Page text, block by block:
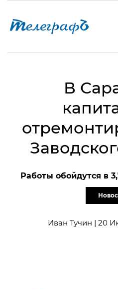
В
Работы обойдутся в
Иван Тучин | 20